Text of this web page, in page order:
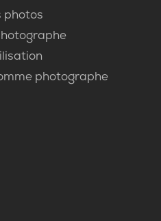
photos
photographe